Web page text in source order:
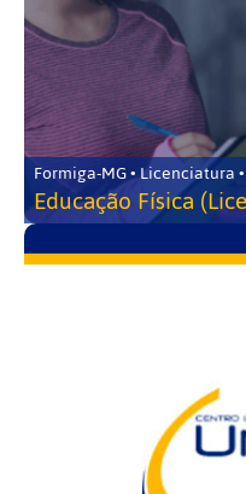
Formiga-MG • Licenciatura
Educação Física